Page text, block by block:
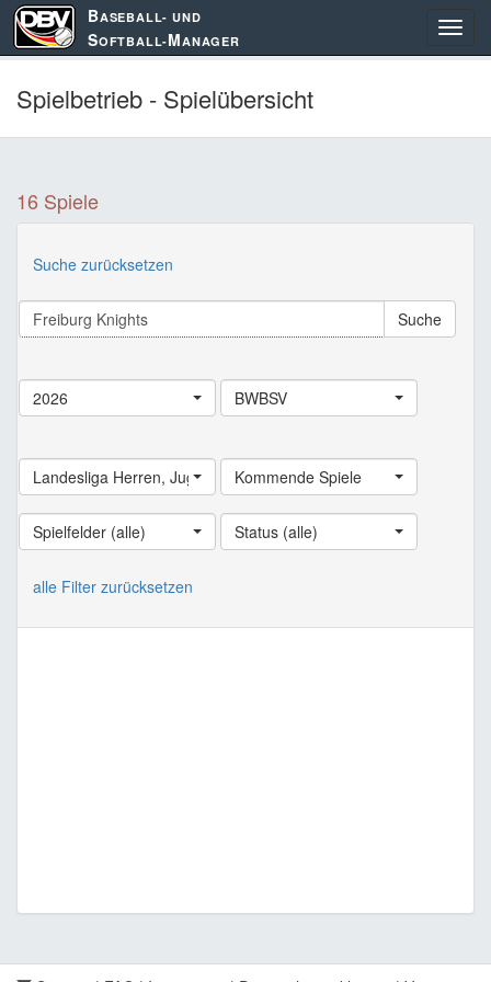
BASEBALL- UND
SOFTBALL-MANAGER
Spielbetrieb - Spielübersicht
16 Spiele
Suche zurücksetzen
Suche
2026 BWBSV
Landesliga Herren, Jugend Landesliga,Schüler Landesliga
Kommende Spiele
Spielfelder (alle) Status (alle)
alle Filter zurücksetzen